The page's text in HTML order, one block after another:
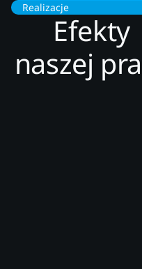
Realizacje
Efekty
naszej